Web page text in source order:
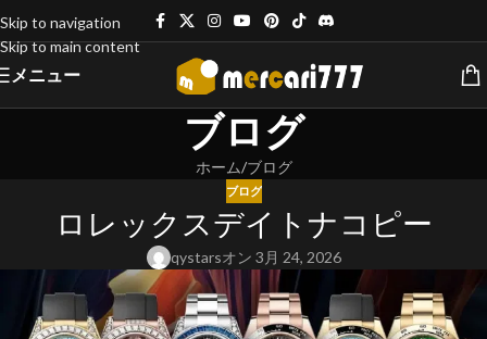
Skip to navigation
Skip to main content
メニュー
ブログ
ホーム ブログ
ブログ
ロレックスデイトナコピー
qystarsオン 3月 24, 2026